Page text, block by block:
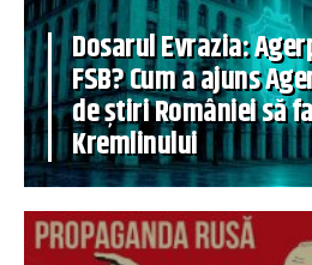
Dosarul Evrazia:
FSB? Cum a ajuns
de știri României să
Kremlinului